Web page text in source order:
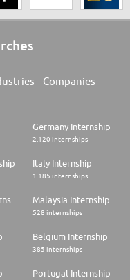
Companies
Germany Internship
2.120 internships
Italy Internship
1.185 internships
Malaysia Internship
528 internships
Belgium Internship
385 internships
Portugal Internship